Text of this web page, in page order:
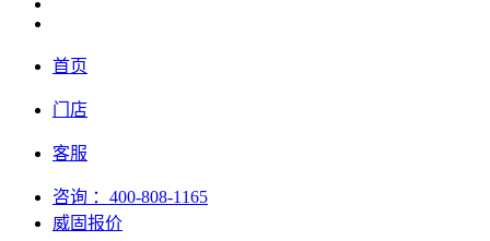
首页
门店
客服
咨询 ：400-808-1165
威固报价